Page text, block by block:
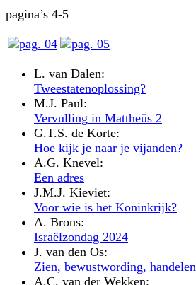
pagina’s 4-5
L. van Dalen:
Tweestatenoplossing?
M.J. Paul:
Vervulling in Mattheüs 2
G.T.S. de Korte:
Hoe kijk je naar je vijanden?
A.G. Knevel:
Een adres
J.M.J. Kieviet:
Voor wie is het Koninkrijk?
A. Brons:
Israëlzondag 2024
J. van den Os:
Zien, bewustwording, handelen
A.C. van der Wekken: